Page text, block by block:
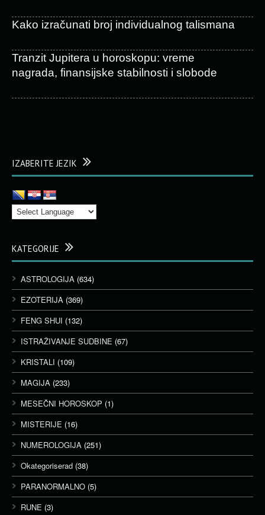
Kako izračunati broj individualnog talismana
Tranzit Jupitera u horoskopu: vreme
nagrada, finansijske stabilnosti i slobode
IZABERITE JEZIK
KATEGORIJE
ASTROLOGIJA (634)
EZOTERIJA (369)
FENG SHUI (132)
ISTRAŽIVANJE SUDBINE (67)
KRISTALI (109)
MAGIJA (233)
MESEČNI HOROSKOP (1)
MISTERIJE (16)
NUMEROLOGIJA (251)
Okategoriserad (38)
PARANORMALNO (5)
RUNE (3)